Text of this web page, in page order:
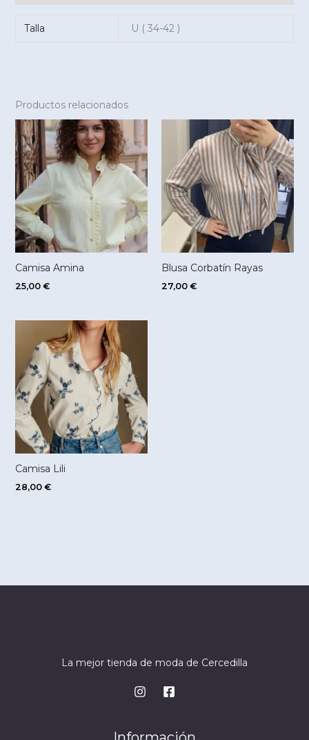
Talla U ( 34-42 )
Productos relacionados
Camisa Amina
25,00 €
Blusa Corbatín Rayas
27,00 €
Camisa Lili
28,00 €
La mejor tienda de moda de Cercedilla